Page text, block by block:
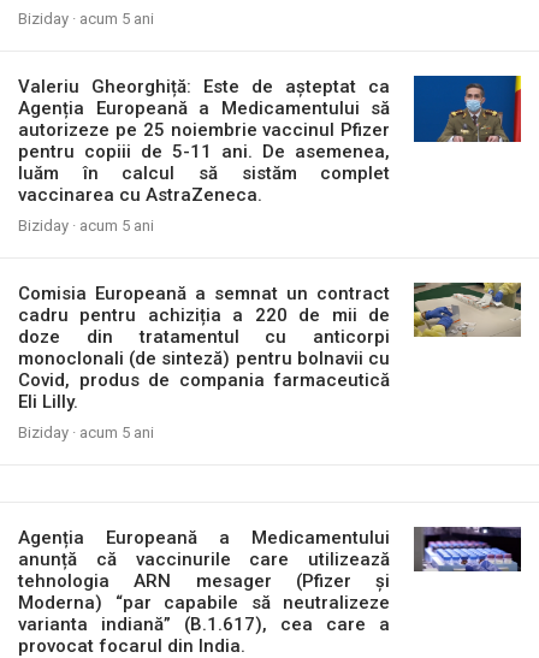
Biziday · acum 5 ani
Valeriu Gheorghiță: Este de așteptat ca
Agenția Europeană a Medicamentului să
autorizeze pe 25 noiembrie vaccinul Pfizer
pentru copiii de 5-11 ani. De asemenea,
luăm în calcul să sistăm complet
vaccinarea cu AstraZeneca.
Biziday · acum 5 ani
Comisia Europeană a semnat un contract
cadru pentru achiziția a 220 de mii de
doze din tratamentul cu anticorpi
monoclonali (de sinteză) pentru bolnavii cu
Covid, produs de compania farmaceutică
Eli Lilly.
Biziday · acum 5 ani
Agenția Europeană a Medicamentului
anunță că vaccinurile care utilizează
tehnologia ARN mesager (Pfizer și
Moderna) “par capabile să neutralizeze
varianta indiană” (B.1.617), cea care a
provocat focarul din India.